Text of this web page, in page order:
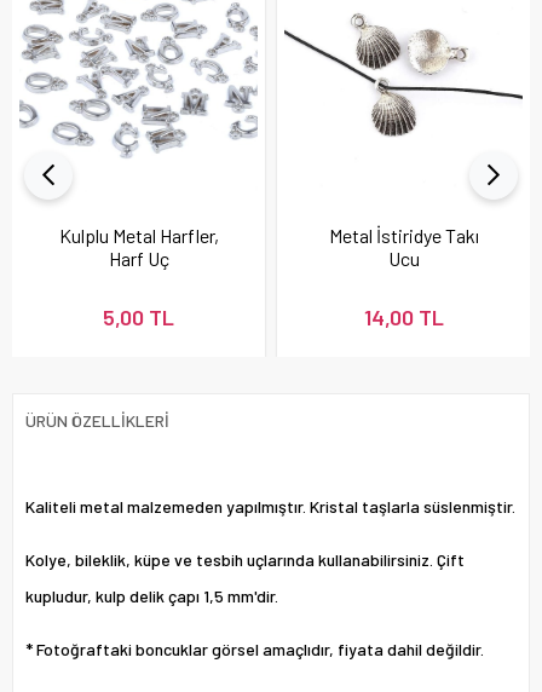
Kulplu Metal Harfler,
Harf Uç
5,00 TL
Metal İstiridye Takı
Ucu
14,00 TL
ÜRÜN ÖZELLIKLERI
Kaliteli metal malzemeden yapılmıştır. Kristal taşlarla süslenmiştir.
Kolye, bileklik, küpe ve tesbih uçlarında kullanabilirsiniz. Çift
kupludur, kulp delik çapı 1,5 mm'dir.
* Fotoğraftaki boncuklar görsel amaçlıdır, fiyata dahil değildir.